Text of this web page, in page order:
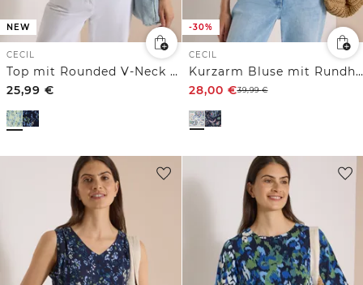
NEW
CECIL
Top mit Rounded V-Neck und Print
25,99 €
-30%
CECIL
Kurzarm Bluse mit Rundhals und Print
28,00 €39,99€